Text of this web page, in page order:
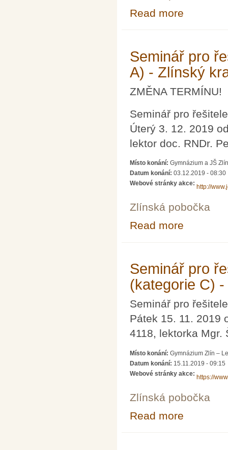
Read more
Seminář pro
A) - Zlínský
ZMĚNA TERMÍNU!
Seminář pro
Úterý 3. 12. 2019
lektor doc. RNDr.
Místo konání: Gymnázium a JŠ
Datum konání: 03.12.2019 - 08:30
Webové stránky akce:
http://
Zlínská pobočka
Read more
Seminář pro
(kategorie C)
Seminář pro
Pátek 15. 11. 2019
4118, lektorka Mgr.
Místo konání: Gymnázium Zlín –
Datum konání: 15.11.2019 - 09:15
Webové stránky akce:
https://
Zlínská pobočka
Read more